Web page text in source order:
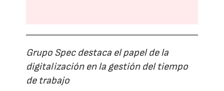
Grupo Spec destaca el papel de la
digitalización en la gestión del tiempo
de trabajo